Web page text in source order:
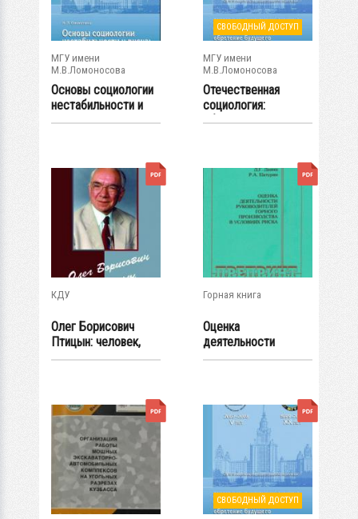
МГУ имени
М.В.Ломоносова
Основы социологии
нестабильности и
риска:...
СВОБОДНЫЙ ДОСТУП
МГУ имени
М.В.Ломоносова
Отечественная
социология:
обретение
КДУ
Олег Борисович
Птицын: человек,
ученый, учитель,...
Горная книга
Оценка
деятельности
руководителей
СВОБОДНЫЙ ДОСТУП